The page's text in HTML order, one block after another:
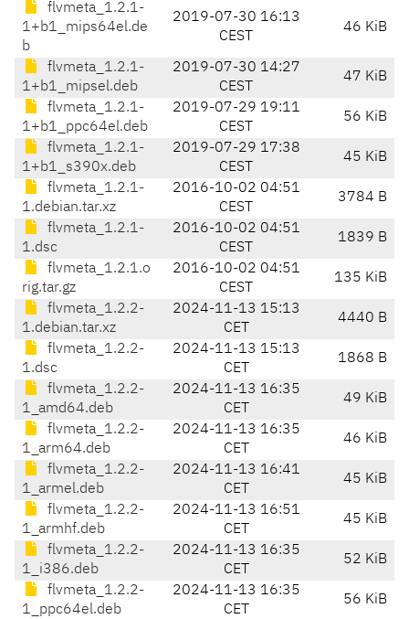
flvmeta_1.2.1-
1+b1_mips64el.de
b
2019-07-30 16:13
CEST
46 KiB
flvmeta_1.2.1-
1+b1_mipsel.deb
2019-07-30 14:27
CEST
47 KiB
flvmeta_1.2.1-
1+b1_ppc64el.deb
2019-07-29 19:11
CEST
56 KiB
flvmeta_1.2.1-
1+b1_s390x.deb
2019-07-29 17:38
CEST
45 KiB
flvmeta_1.2.1-
1.debian.tar.xz
2016-10-02 04:51
CEST
3784 B
flvmeta_1.2.1-
1.dsc
2016-10-02 04:51
CEST
1839 B
flvmeta_1.2.1.o
rig.tar.gz
2016-10-02 04:51
CEST
135 KiB
flvmeta_1.2.2-
1.debian.tar.xz
2024-11-13 15:13
CET
4440 B
flvmeta_1.2.2-
1.dsc
2024-11-13 15:13
CET
1868 B
flvmeta_1.2.2-
1_amd64.deb
2024-11-13 16:35
CET
49 KiB
flvmeta_1.2.2-
1_arm64.deb
2024-11-13 16:35
CET
46 KiB
flvmeta_1.2.2-
1_armel.deb
2024-11-13 16:41
CET
45 KiB
flvmeta_1.2.2-
1_armhf.deb
2024-11-13 16:51
CET
45 KiB
flvmeta_1.2.2-
1_i386.deb
2024-11-13 16:35
CET
52 KiB
flvmeta_1.2.2-
1_ppc64el.deb
2024-11-13 16:35
CET
56 KiB